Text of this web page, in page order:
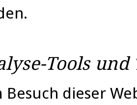
Tools
Besuch dieser